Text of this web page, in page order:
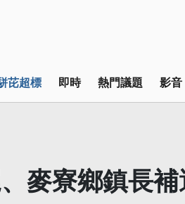
芘超標 即時 熱門議題 影音
麥寮鄉鎮長